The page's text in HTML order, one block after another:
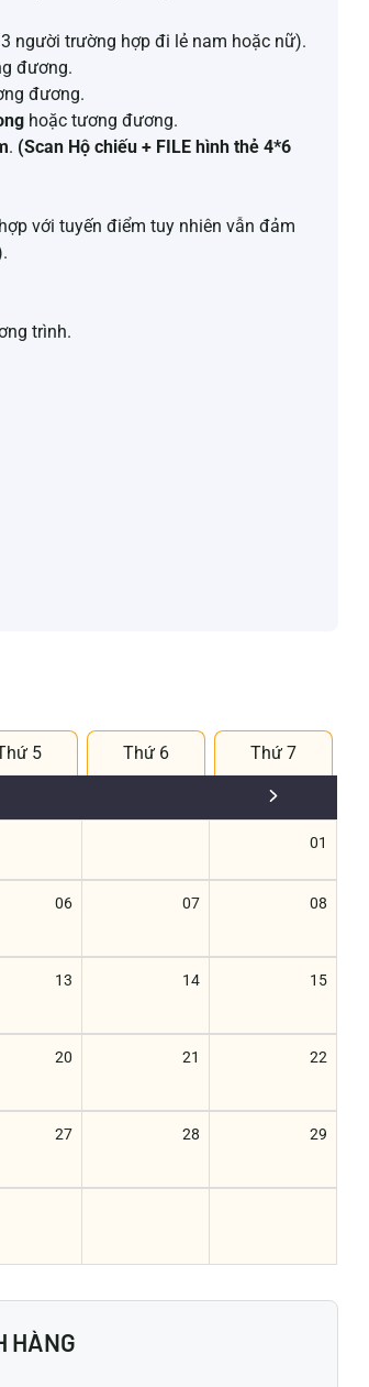
người trường hợp đi lẻ nam hoặc nữ).
đương.
đương.
hoặc tương đương.
. (Scan Hộ chiếu + FILE hình thẻ 4*6
với tuyến điểm tuy nhiên vẫn đảm
trình.
5 Thứ 6 Thứ 7
01
06 07 08
13 14 15
20 21 22
27 28 29
HÀNG